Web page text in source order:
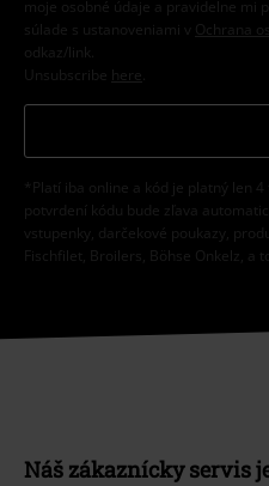
moje osobné údaje a pravidelne mi
súlade s ustanoveniami v
Ochrana
odkaz/link.
Unsubscribe here
*Platí iba online a kód je platný len
potvrdení kódu bude zľava
vstupenky, darčekové poukazy,
Fischfilet, Broilers, Böhse Onkelz,
Náš zákaznícky servis